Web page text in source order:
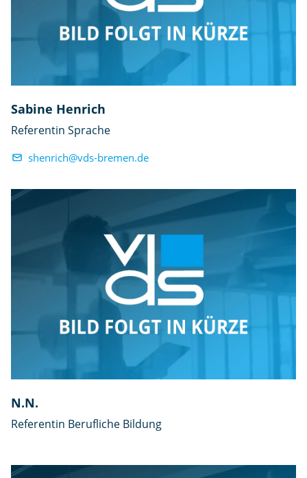
Sabine Henrich
Referentin Sprache
shenrich@vds-bremen.de
N.N.
Referentin Berufliche Bildung